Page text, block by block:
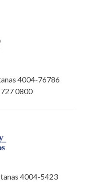
4004-76786
0800
4004-5423